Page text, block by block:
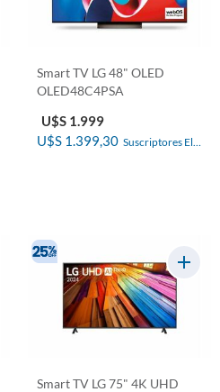
Smart TV LG 48" OLED
OLED48C4PSA
U$S 1.999
U$S 1.399,30 Suscriptores El
Smart TV LG 75" 4K UHD